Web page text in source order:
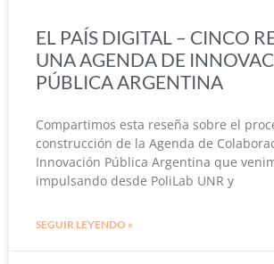
EL PAÍS DIGITAL – CINCO
UNA AGENDA DE
PÚBLICA ARGENTINA
Compartimos esta reseña sobre el
construcción de la Agenda de
Innovación Pública Argentina que
impulsando desde PoliLab UNR y
SEGUIR LEYENDO »